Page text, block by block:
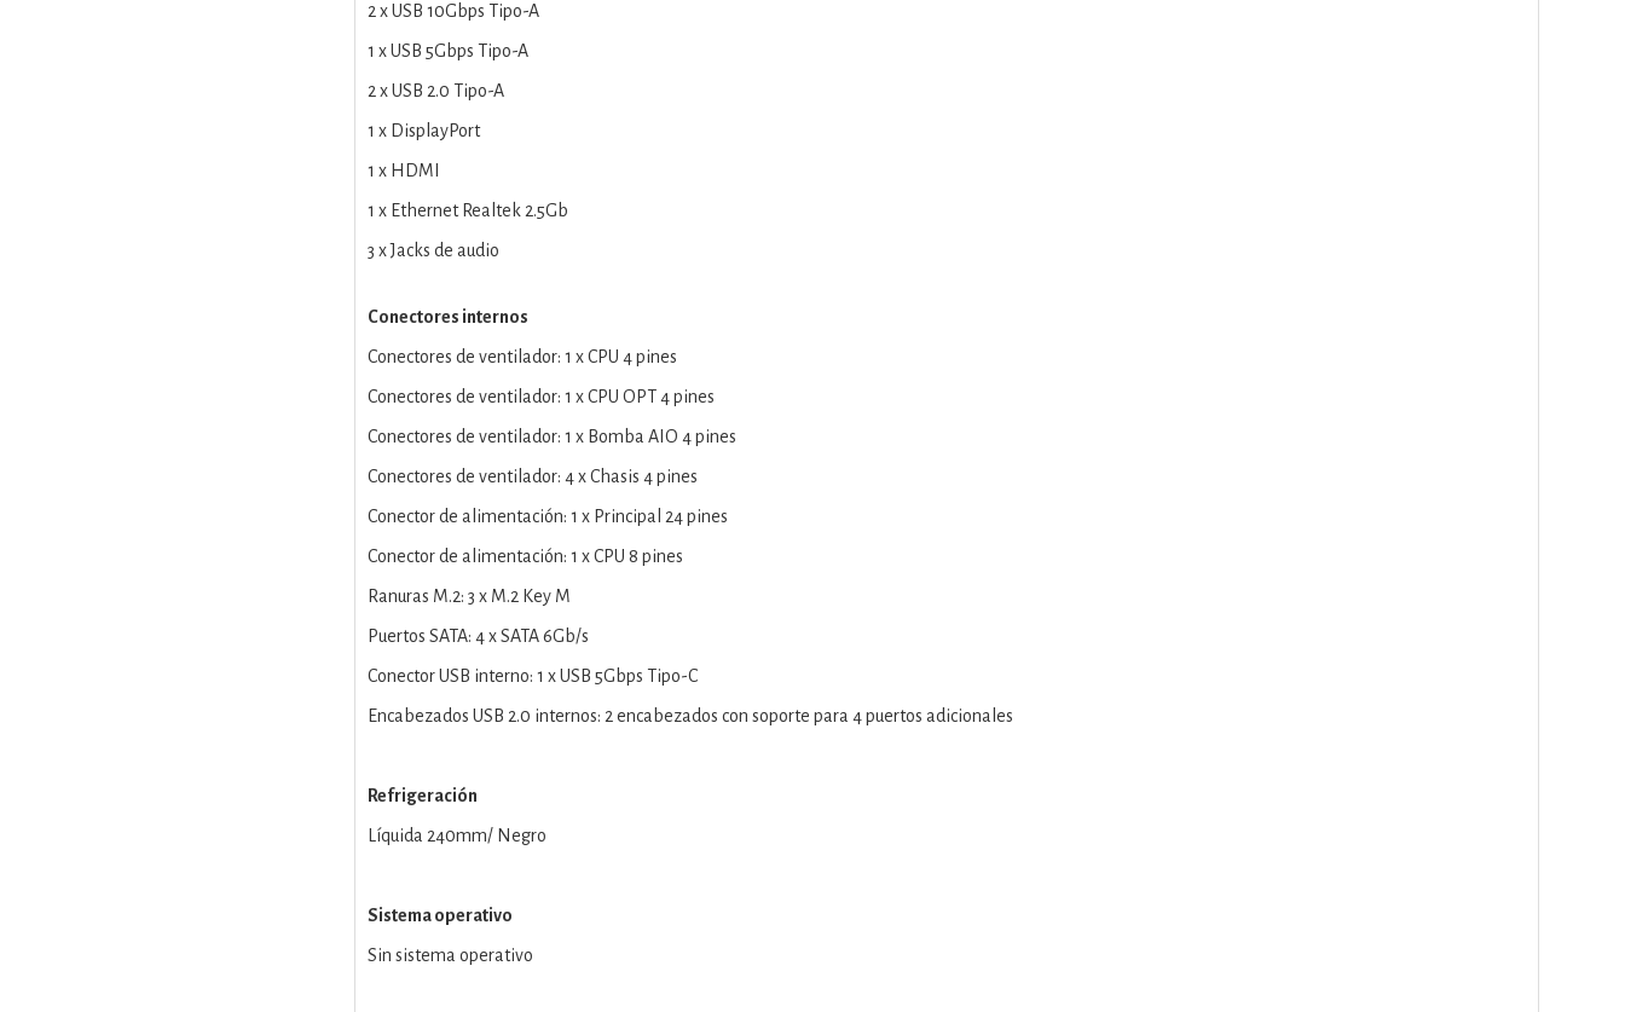
2 x USB 10Gbps Tipo-A
1 x USB 5Gbps Tipo-A
2 x USB 2.0 Tipo-A
1 x DisplayPort
1 x HDMI
1 x Ethernet Realtek 2.5Gb
3 x Jacks de audio
Conectores internos
Conectores de ventilador: 1 x CPU 4 pines
Conectores de ventilador: 1 x CPU OPT 4 pines
Conectores de ventilador: 1 x Bomba AIO 4 pines
Conectores de ventilador: 4 x Chasis 4 pines
Conector de alimentación: 1 x Principal 24 pines
Conector de alimentación: 1 x CPU 8 pines
Ranuras M.2: 3 x M.2 Key M
Puertos SATA: 4 x SATA 6Gb/s
Conector USB interno: 1 x USB 5Gbps Tipo-C
Encabezados USB 2.0 internos: 2 encabezados con soporte para 4 puertos adicionales
Refrigeración
Líquida 240mm/ Negro
Sistema operativo
Sin sistema operativo